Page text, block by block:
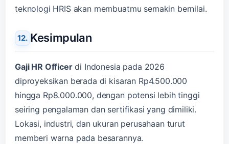
teknologi HRIS akan membuatmu semakin bernilai.
Kesimpulan
Gaji HR Officerdi Indonesia pada 2026
diproyeksikan berada di kisaran Rp4.500.000
hingga Rp8.000.000, dengan potensi lebih tinggi
seiring pengalaman dan sertifikasi yang dimiliki.
Lokasi, industri, dan ukuran perusahaan turut
memberi warna pada besarannya.